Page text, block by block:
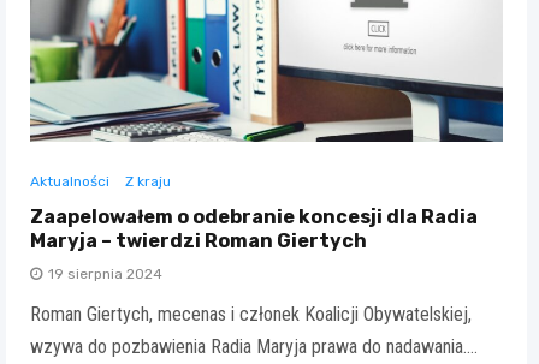
Aktualności Z kraju
Zaapelowałem o odebranie koncesji dla Radia
Maryja – twierdzi Roman Giertych
19 sierpnia 2024
Roman Giertych, mecenas i członek Koalicji Obywatelskiej,
wzywa do pozbawienia Radia Maryja prawa do nadawania.…